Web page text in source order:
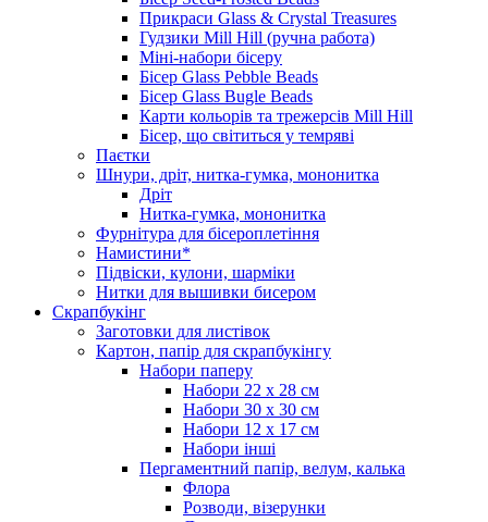
Прикраси Glass & Crystal Treasures
Гудзики Mill Hill (ручна работа)
Міні-набори бісеру
Бісер Glass Pebble Beads
Бісер Glass Bugle Beads
Карти кольорів та трежерсів Mill Hill
Бісер, що світиться у темряві
Паєтки
Шнури, дріт, нитка-гумка, мононитка
Дріт
Нитка-гумка, мононитка
Фурнітура для бісероплетіння
Намистини*
Підвіски, кулони, шарміки
Нитки для вышивки бисером
Скрапбукінг
Заготовки для листівок
Картон, папір для скрапбукінгу
Набори паперу
Набори 22 х 28 см
Набори 30 х 30 см
Набори 12 х 17 см
Набори інші
Пергаментний папір, велум, калька
Флора
Розводи, візерунки